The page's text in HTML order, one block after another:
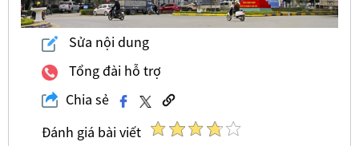
Sửa nội dung
Tổng đài hỗ trợ
Chia sẻ
Đánh giá bài viết